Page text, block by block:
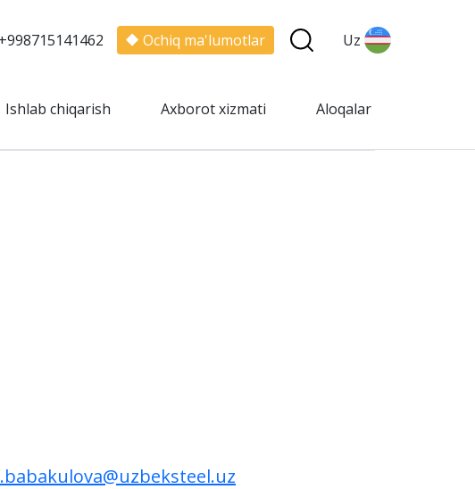
+998715141462 Ochiq ma'lumotlar Uz
Ishlab chiqarish Axborot xizmati Aloqalar